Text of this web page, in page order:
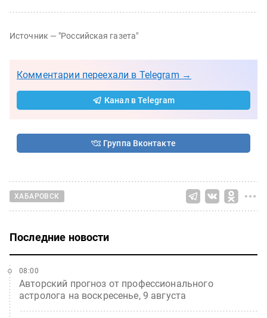
Источник — "Российская газета"
Комментарии переехали в Telegram →
Канал в Telegram
Группа Вконтакте
ХАБАРОВСК
Последние новости
Авторский прогноз от профессионального
астролога на воскресенье, 9 августа
08:00